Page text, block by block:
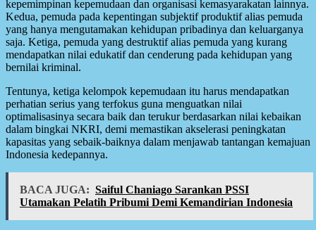
kepemimpinan kepemudaan dan organisasi kemasyarakatan lainnya.
Kedua, pemuda pada kepentingan subjektif produktif alias pemuda
yang hanya mengutamakan kehidupan pribadinya dan keluarganya
saja. Ketiga, pemuda yang destruktif alias pemuda yang kurang
mendapatkan nilai edukatif dan cenderung pada kehidupan yang
bernilai kriminal.
Tentunya, ketiga kelompok kepemudaan itu harus mendapatkan
perhatian serius yang terfokus guna menguatkan nilai
optimalisasinya secara baik dan terukur berdasarkan nilai kebaikan
dalam bingkai NKRI, demi memastikan akselerasi peningkatan
kapasitas yang sebaik-baiknya dalam menjawab tantangan kemajuan
Indonesia kedepannya.
BACA JUGA: Saiful Chaniago Sarankan PSSI
Utamakan Pelatih Pribumi Demi Kemandirian Indonesia